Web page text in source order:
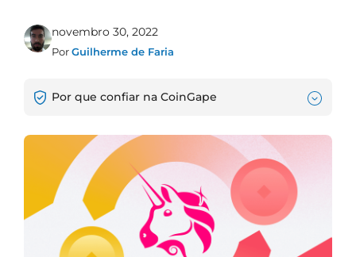
novembro 30, 2022
PorGuilherme de Faria
Por que confiar na CoinGape